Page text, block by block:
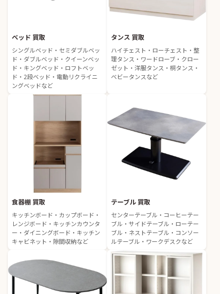
ベッド 買取
シングルベッド・セミダブルベッ
ド・ダブルベッド・クイーンベッ
ド・キングベッド・ロフトベッ
ド・2段ベッド・電動リクライニ
ングベッドなど
タンス 買取
ハイチェスト・ローチェスト・整
理タンス・ワードローブ・クロー
ゼット・洋服タンス・桐タンス・
ベビータンスなど
食器棚 買取
キッチンボード・カップボード・
レンジボード・キッチンカウンタ
ー・ダイニングボード・キッチン
キャビネット・隙間収納など
テーブル 買取
センターテーブル・コーヒーテー
ブル・サイドテーブル・ローテー
ブル・ネストテーブル・コンソー
ルテーブル・ワークデスクなど